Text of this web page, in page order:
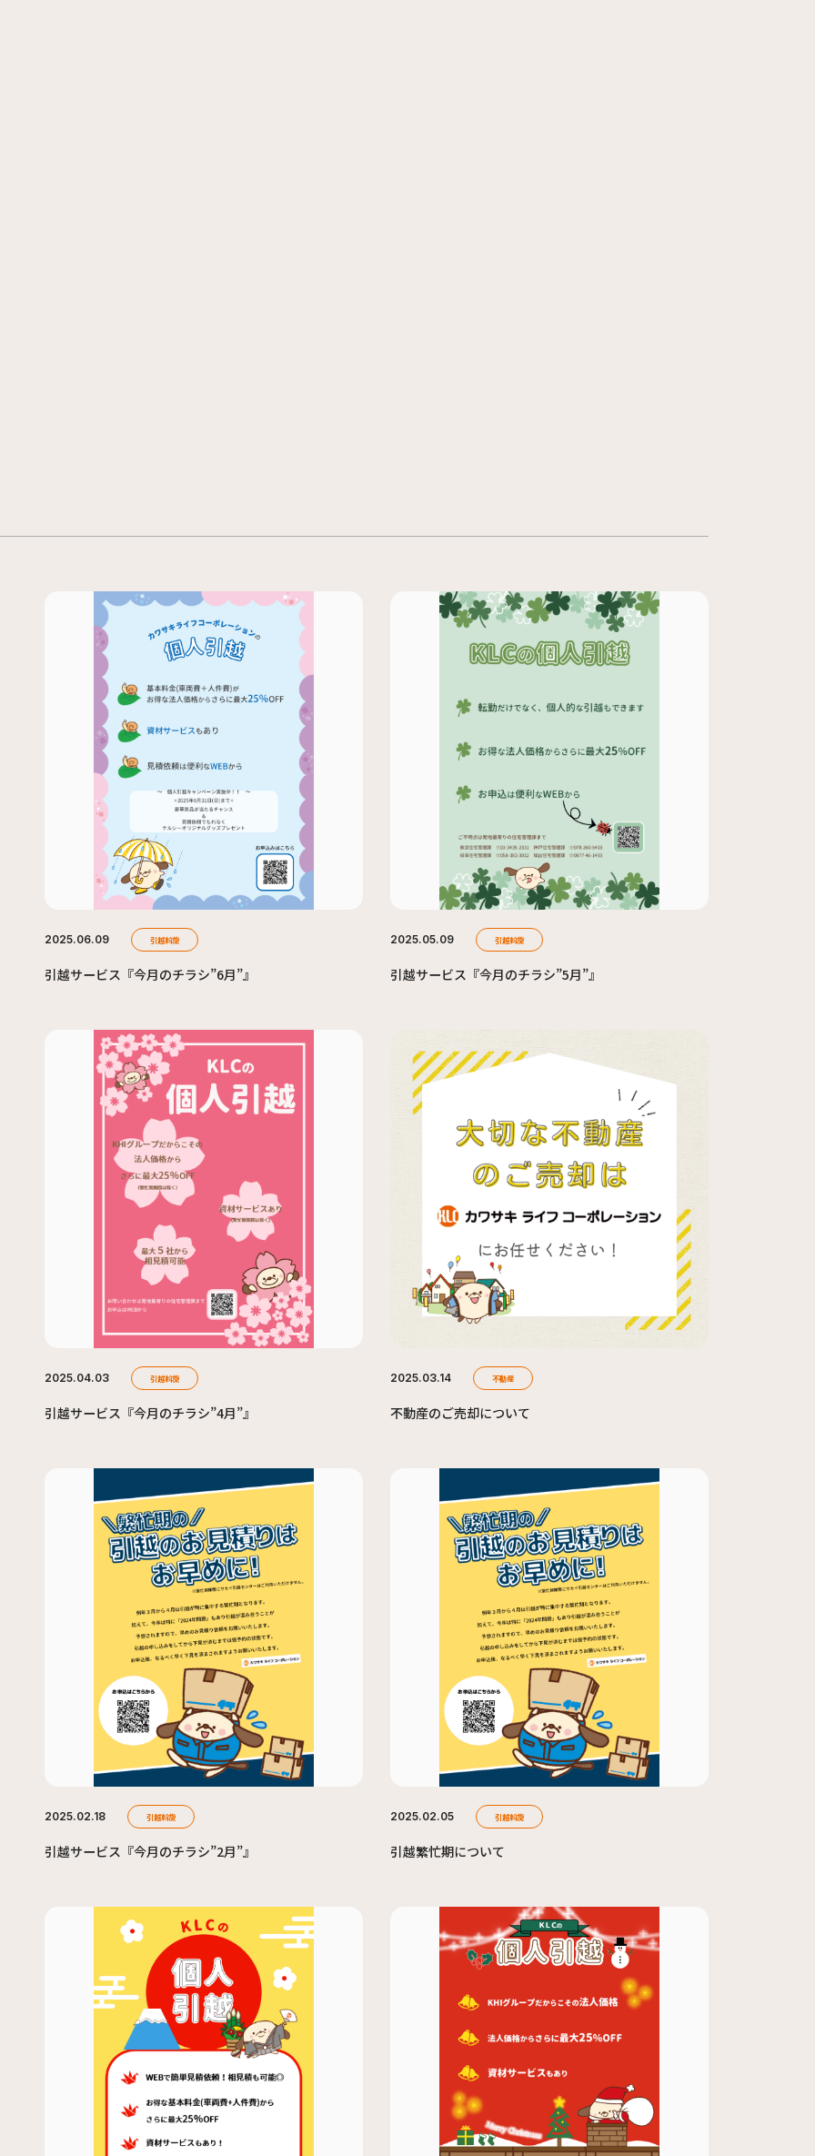
2025.06.09 引越斡旋
引越サービス『今月のチラシ”6月”』
2025.05.09 引越斡旋
引越サービス『今月のチラシ”5月”』
2025.04.03 引越斡旋
引越サービス『今月のチラシ”4月”』
2025.03.14 不動産
不動産のご売却について
2025.02.18 引越斡旋
引越サービス『今月のチラシ”2月”』
2025.02.05 引越斡旋
引越繁忙期について